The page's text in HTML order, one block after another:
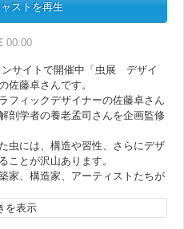
ストを再生
00:00
ンサイトで開催中「虫展 デザイ
佐藤卓さんです。
フィックデザイナーの佐藤卓さん
剖学者の養老孟司さんを企画監修
虫には、構造や習性、さらにデザ
ことが沢山あります。
家、構造家、アーティストたちが
性に感動することでしょう。（展
を表示